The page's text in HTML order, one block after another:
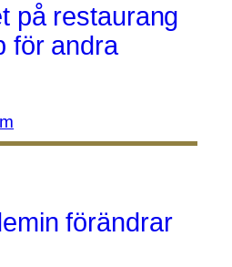
på restaurang
för andra
förändrar